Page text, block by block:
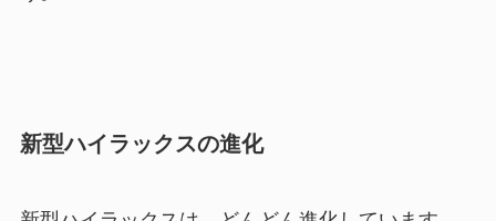
新型ハイラックスの進化